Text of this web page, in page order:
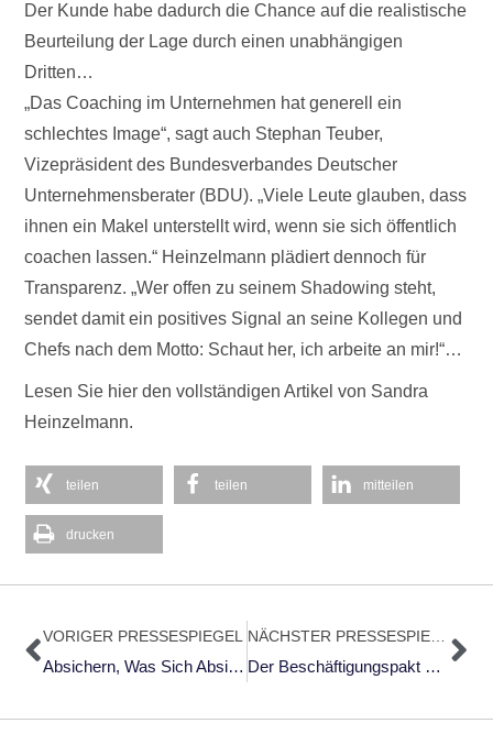
Der Kunde habe dadurch die Chance auf die realistische
Beurteilung der Lage durch einen unabhängigen
Dritten…
„Das Coaching im Unternehmen hat generell ein
schlechtes Image“, sagt auch Stephan Teuber,
Vizepräsident des Bundesverbandes Deutscher
Unternehmensberater (BDU). „Viele Leute glauben, dass
ihnen ein Makel unterstellt wird, wenn sie sich öffentlich
coachen lassen.“ Heinzelmann plädiert dennoch für
Transparenz. „Wer offen zu seinem Shadowing steht,
sendet damit ein positives Signal an seine Kollegen und
Chefs nach dem Motto: Schaut her, ich arbeite an mir!“…
Lesen Sie hier den vollständigen Artikel von Sandra
Heinzelmann.
teilen teilen mitteilen
drucken
Zurück
VORIGER PRESSESPIEGEL
Absichern, Was Sich Absichern Lässt
NÄCHSTER PRESSESPIEGEL
Der Beschäftigungspakt Bei Siemens